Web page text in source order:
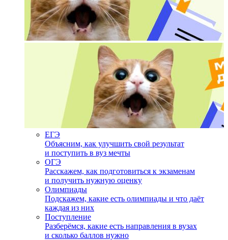
ЕГЭ
Объясним, как улучшить свой результат
и поступить в вуз мечты
ОГЭ
Расскажем, как подготовиться к экзаменам
и получить нужную оценку
Олимпиады
Подскажем, какие есть олимпиады и что даёт
каждая из них
Поступление
Разберёмся, какие есть направления в вузах
и сколько баллов нужно